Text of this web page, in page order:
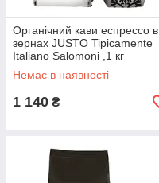
Органічний кави еспрессо в
зернах JUSTO Tipicamente
Italiano Salomoni ,1 кг
Немає в наявності
1 140 ₴